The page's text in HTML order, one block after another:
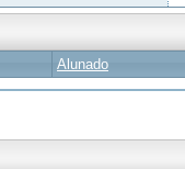
Alunado